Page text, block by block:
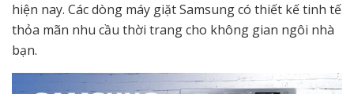
hiện nay. Các dòng máy giặt Samsung có thiết kế tinh tế
thỏa mãn nhu cầu thời trang cho không gian ngôi nhà
bạn.